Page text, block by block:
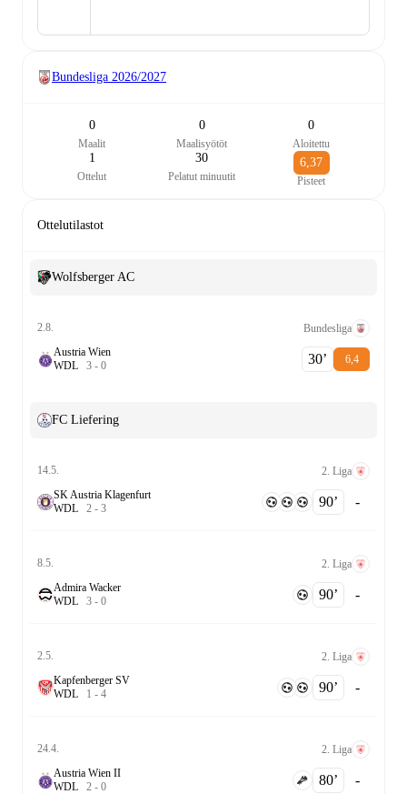
Bundesliga 2026/2027
0
Maalit
0
Maalisyötöt
0
Aloitettu
1
Ottelut
30
Pelatut minuutit
6,37
Pisteet
Ottelutilastot
Wolfsberger AC
2.8.
Bundesliga
Austria Wien
WDL 3 - 0 30‎’‎ 6,4
FC Liefering
14.5.
2. Liga
SK Austria Klagenfurt
WDL 2 - 3 90‎’‎ -
8.5.
2. Liga
Admira Wacker
WDL 3 - 0 90‎’‎ -
2.5.
2. Liga
Kapfenberger SV
WDL 1 - 4 90‎’‎ -
24.4.
2. Liga
Austria Wien II
WDL 2 - 0 80‎’‎ -